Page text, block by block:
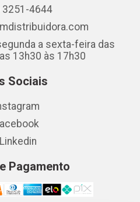
3251-4644
a sexta-feira das
13h30 às 17h30
Sociais
Linkedin
Pagamento